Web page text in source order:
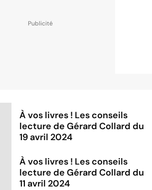
À vos livres ! Les conseils
lecture de Gérard Collard du
19 avril 2024
À vos livres ! Les conseils
lecture de Gérard Collard du
11 avril 2024